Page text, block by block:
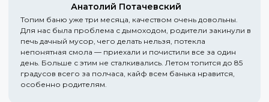
Анатолий Потачевский
Топим баню уже три месяца, качеством очень довольны.
Для нас была проблема с дымоходом, родители закинули в
печь дачный мусор, чего делать нельзя, потекла
непонятная смола — приехали и почистили все за один
день. Больше с этим не сталкивались. Летом топится до 85
градусов всего за полчаса, кайф всем банька нравится,
особенно родителям.